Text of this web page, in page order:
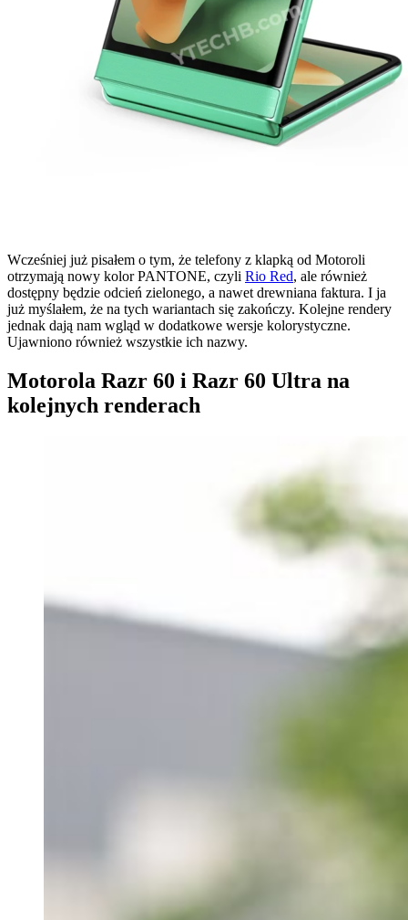
Wcześniej już pisałem o tym, że telefony z klapką od Motoroli
otrzymają nowy kolor PANTONE, czyli Rio Red, ale również
dostępny będzie odcień zielonego, a nawet drewniana faktura. I ja
już myślałem, że na tych wariantach się zakończy. Kolejne rendery
jednak dają nam wgląd w dodatkowe wersje kolorystyczne.
Ujawniono również wszystkie ich nazwy.
Motorola Razr 60 i Razr 60 Ultra na
kolejnych renderach